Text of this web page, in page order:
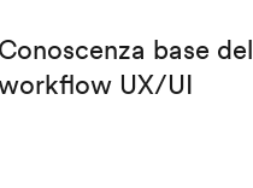
Conoscenza base del
UX/UI